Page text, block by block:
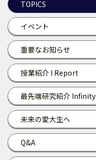
TOPICS
イベント
重要なお知らせ
授業紹介 I Report
最先端研究紹介 Infinity
未来の愛大生へ
Q&A